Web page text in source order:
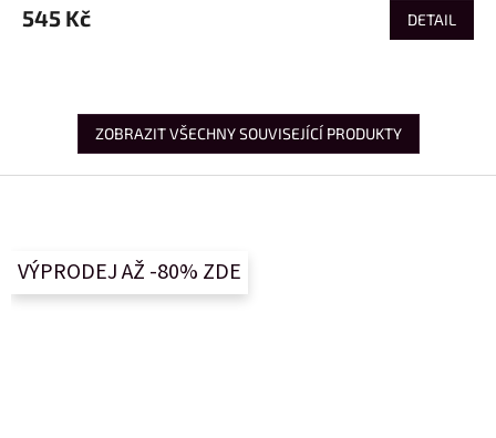
545 Kč DETAIL
ZOBRAZIT VŠECHNY SOUVISEJÍCÍ PRODUKTY
VÝPRODEJ AŽ -80% ZDE